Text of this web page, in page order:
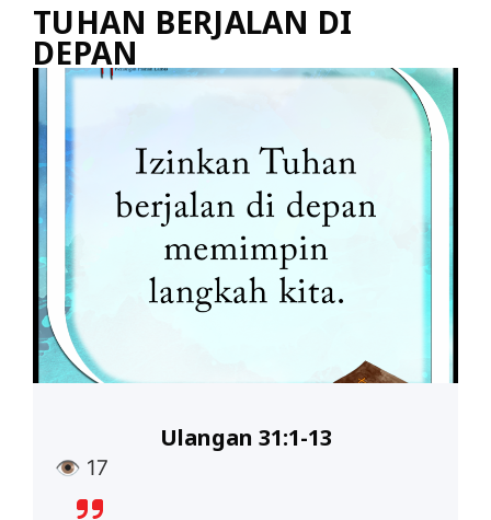
TUHAN BERJALAN DI
DEPAN
👁 17
Ulangan 31:1-13